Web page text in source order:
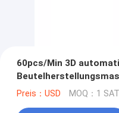
60pcs/Min 3D
Preis：USD MOQ：1